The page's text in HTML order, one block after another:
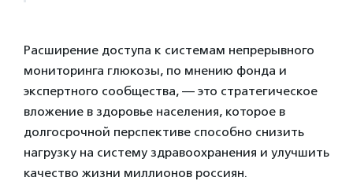
Расширение доступа к системам непрерывного
мониторинга глюкозы, по мнению фонда и
экспертного сообщества, — это стратегическое
вложение в здоровье населения, которое в
долгосрочной перспективе способно снизить
нагрузку на систему здравоохранения и улучшить
качество жизни миллионов россиян.